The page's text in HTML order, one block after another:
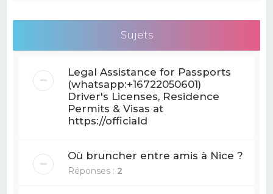
Sujets
Legal Assistance for Passports
(whatsapp:+16722050601)
Driver's Licenses, Residence
Permits & Visas at
https://officiald
Où bruncher entre amis à Nice ?
Réponses : 2